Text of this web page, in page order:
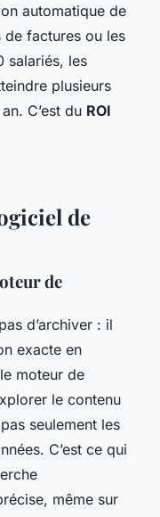
automatique de
de factures ou les
salariés, les
plusieurs
C’est du ROI
de
de
d’archiver : il
exacte en
moteur de
le contenu
seulement les
C’est ce qui
même sur